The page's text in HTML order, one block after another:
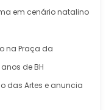
em cenário natalino
na Praça da
de BH
das Artes e anuncia